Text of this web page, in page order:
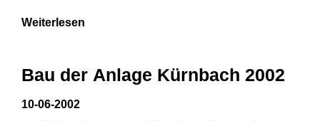
Weiterlesen
Bau der Anlage Kürnbach 2002
10-06-2002